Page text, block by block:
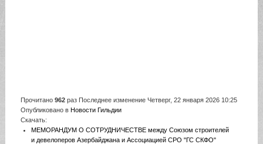
Прочитано 962раз Последнее изменение Четверг, 22 января 2026 10:25
Опубликовано в Новости Гильдии
Скачать:
МЕМОРАНДУМ О СОТРУДНИЧЕСТВЕ между Союзом строителей
и девелоперов Азербайджана и Ассоциацией СРО "ГС СКФО"